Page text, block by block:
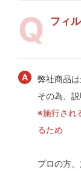
フィ
弊社商品
その為、
※施行され
るため
プロの方